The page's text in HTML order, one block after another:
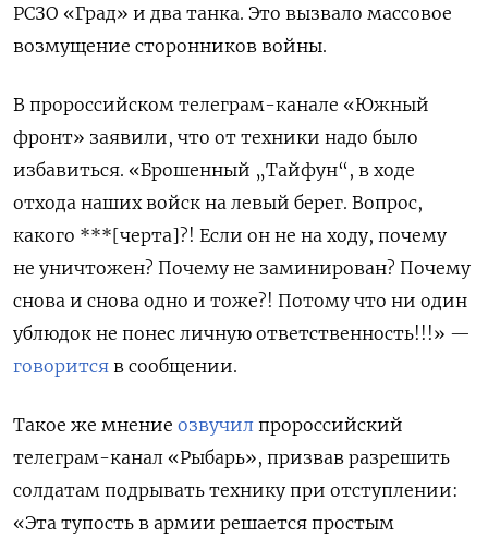
РСЗО «Град» и два танка. Это вызвало массовое
возмущение сторонников войны.
В пророссийском телеграм-канале «Южный
фронт» заявили, что от техники надо было
избавиться. «Брошенный „Тайфун“, в ходе
отхода наших войск на левый берег. Вопрос,
какого ***[черта]?! Если он не на ходу, почему
не уничтожен? Почему не заминирован? Почему
снова и снова одно и тоже?! Потому что ни один
ублюдок не понес личную ответственность!!!» —
говорится в сообщении.
Такое же мнение озвучил пророссийский
телеграм-канал «Рыбарь», призвав разрешить
солдатам подрывать технику при отступлении:
«Эта тупость в армии решается простым